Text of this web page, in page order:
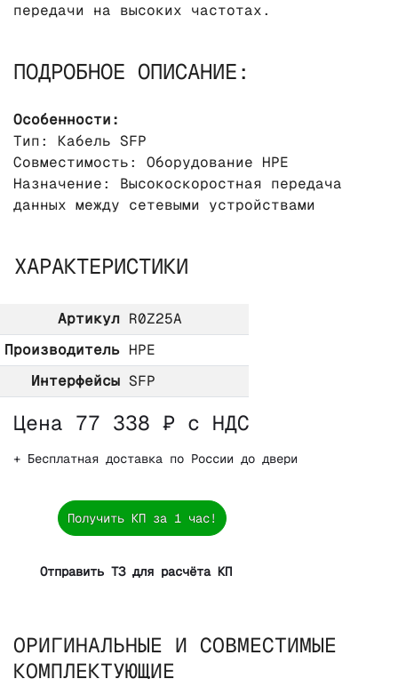
передачи на высоких частотах.
ПОДРОБНОЕ ОПИСАНИЕ:
Особенности:
Тип: Кабель SFP
Совместимость: Оборудование HPE
Назначение: Высокоскоростная передача
данных между сетевыми устройствами
ХАРАКТЕРИСТИКИ
Артикул R0Z25A
Производитель HPE
Интерфейсы SFP
Цена 77 338 ₽ с НДС
+ Бесплатная доставка по России до двери
Получить КП за 1 час!
Отправить ТЗ для расчёта КП
ОРИГИНАЛЬНЫЕ И СОВМЕСТИМЫЕ
КОМПЛЕКТУЮЩИЕ